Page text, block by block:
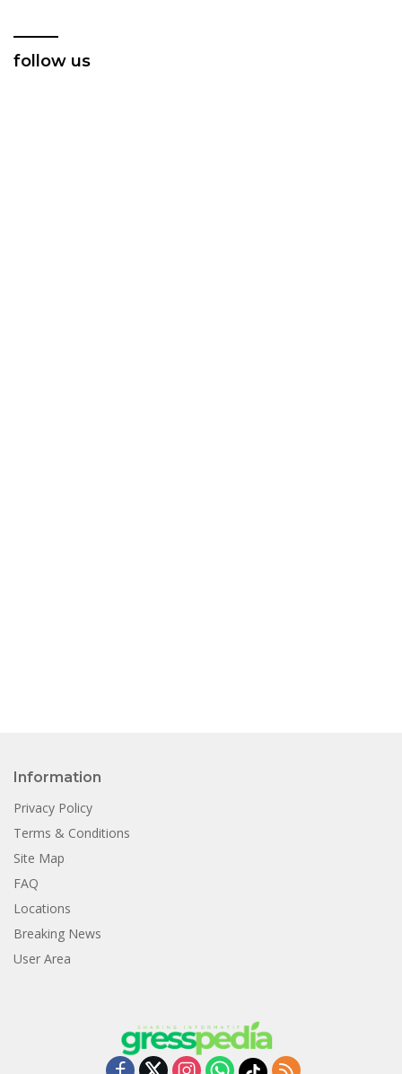
follow us
Information
Privacy Policy
Terms & Conditions
Site Map
FAQ
Locations
Breaking News
User Area